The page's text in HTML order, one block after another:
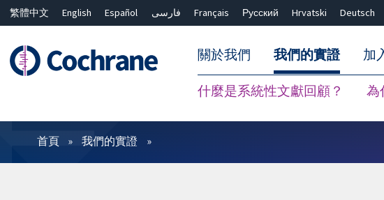
繁體中文 English Español فارسی Français Русский Hrvatski Deutsch
關於我們 我們的實證
什麼是系統性文獻回顧？ 為
加
篩選條件
首頁 我們的實證